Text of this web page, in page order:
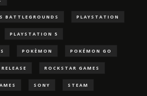
BATTLEGROUNDS PLAYSTATION
PLAYSTATION 5
POKÈMON POKÉMON GO
RELEASE ROCKSTAR GAMES
SONY STEAM